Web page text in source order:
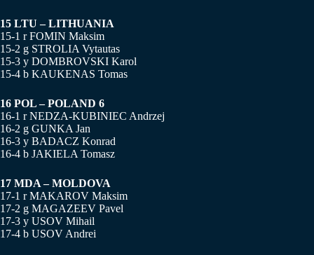
15 LTU – LITHUANIA
15-1 r FOMIN Maksim
15-2 g STROLIA Vytautas
15-3 y DOMBROVSKI Karol
15-4 b KAUKENAS Tomas
16 POL – POLAND 6
16-1 r NEDZA-KUBINIEC Andrzej
16-2 g GUNKA Jan
16-3 y BADACZ Konrad
16-4 b JAKIELA Tomasz
17 MDA – MOLDOVA
17-1 r MAKAROV Maksim
17-2 g MAGAZEEV Pavel
17-3 y USOV Mihail
17-4 b USOV Andrei